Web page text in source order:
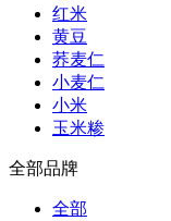
红米
黄豆
荞麦仁
小麦仁
小米
玉米糁
全部品牌
全部